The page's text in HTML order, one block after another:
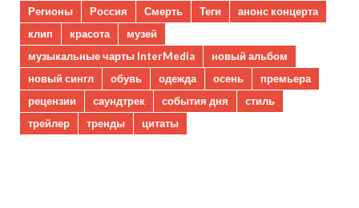
Регионы
Россия Смерть Теги
анонс концерта
клип
красота
музей
музыкальные чарты InterMedia
новый альбом
новый сингл
обувь одежда осень
премьера
рецензии
саундтрек события дня
стиль
трейлер
тренды цитаты